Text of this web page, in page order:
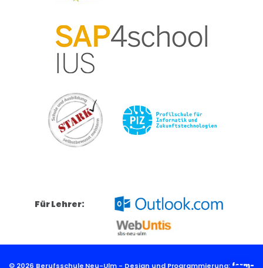
Für Lehrer:
© 2026 Berufsschule Neu-Ulm - Design und Programmierung: form-